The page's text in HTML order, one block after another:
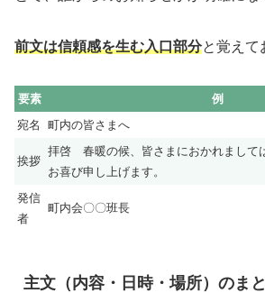
前文は信頼感を生む入口部分と覚えて
要素
例
宛名
町内の皆さまへ
挨拶
拝啓 春暖の候、皆さまにおかれまして
お喜び申し上げます。
発信
者
町内会〇〇班長
主文（内容・日時・場所）のま